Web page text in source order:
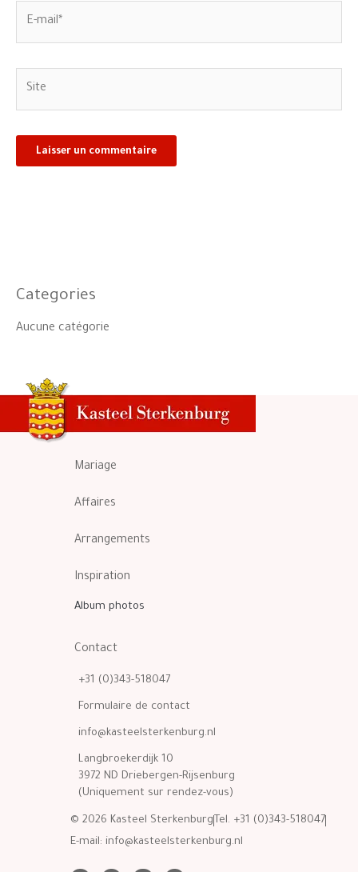
Categories
Aucune catégorie
Mariage
Affaires
Arrangements
Inspiration
Album photos
Contact
+31 (0)343-518047
Formulaire de contact
info@kasteelsterkenburg.nl
Langbroekerdijk 10
3972 ND Driebergen-Rijsenburg
(Uniquement sur rendez-vous)
© 2026 Kasteel Sterkenburg Tel. +31 (0)343-518047
E-mail: info@kasteelsterkenburg.nl